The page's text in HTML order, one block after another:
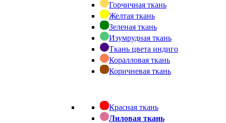
Горчичная ткань
Желтая ткань
Зеленая ткань
Изумрудная ткань
Ткань цвета индиго
Коралловая ткань
Коричневая ткань
Красная ткань
Лиловая ткань